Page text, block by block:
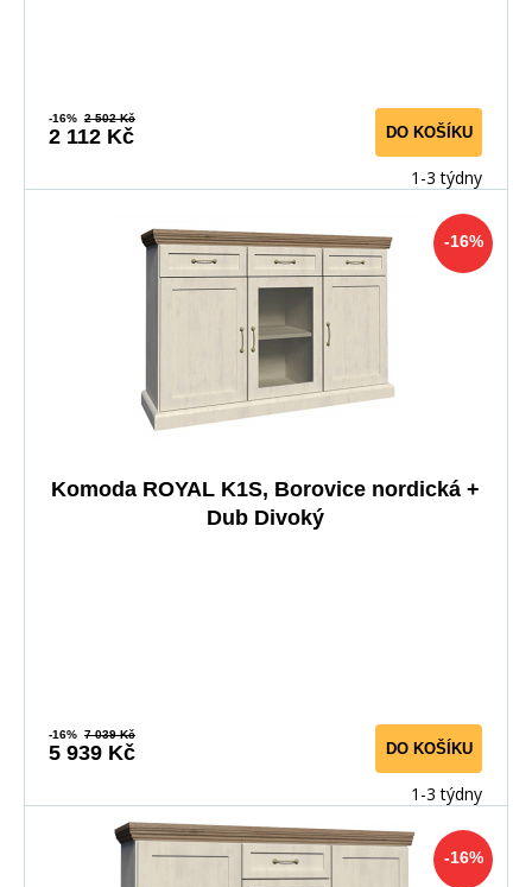
-16% 2 502 Kč
2 112 Kč DO KOŠÍKU
1-3 týdny
-16%
Komoda ROYAL K1S, Borovice nordická +
Dub Divoký
-16% 7 039 Kč
5 939 Kč DO KOŠÍKU
1-3 týdny
-16%